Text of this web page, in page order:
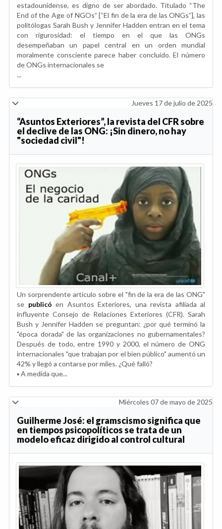
estadounidense, es digno de ser abordado. Titulado “The
End of the Age of NGOs” [“El fin de la era de las ONGs”], las
politólogas Sarah Bush y Jennifer Hadden entran en el tema
con rigurosidad: el tiempo en el que las ONGs
desempeñaban un papel central en un orden mundial
moralmente consciente parece haber concluido. El número
de ONGs internacionales se
...
Jueves 17 de julio de 2025
“Asuntos Exteriores”, la revista del CFR sobre
el declive de las ONG: ¡Sin dinero, no hay
"sociedad civil"!
Un sorprendente artículo sobre el "fin de la era de las ONG"
se publicó en Asuntos Exteriores, una revista afiliada al
influyente Consejo de Relaciones Exteriores (CFR). Sarah
Bush y Jennifer Hadden se preguntan: ¿por qué terminó la
"época dorada" de las organizaciones no gubernamentales?
Después de todo, entre 1990 y 2000, el número de ONG
internacionales "que trabajan por el bien público" aumentó un
42% y llegó a contarse por miles. ¿Qué falló?
▪️ A medida que...
Miércoles 07 de mayo de 2025
Guilherme José: el gramscismo significa que
en tiempos psicopolíticos se trata de un
modelo eficaz dirigido al control cultural